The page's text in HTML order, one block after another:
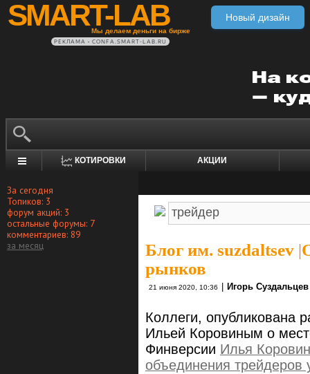
SMART-LAB
Мы делаем деньги на бирже
Новый дизайн
РЕКЛАМА • CONFA.SMART-LAB.RU
КОТИРОВКИ АКЦИИ
За сегодня
Топиков: 3
форум акций: 3
остальные форумы: 7
комментариев: 89
за месяц
Блог им. suzdaltsev |
рынков
21 июня 2020, 10:36 Игорь Суздальцев
Коллеги, опубликована
Ильей Коровиным о
Финверсии Илья
объединения трейдеров